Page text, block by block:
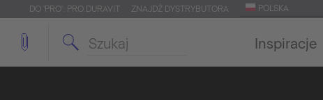
DO 'PRO': PRO.DURAVIT ZNAJDŹ DYSTRYBUTORA POLSKA
Inspiracje